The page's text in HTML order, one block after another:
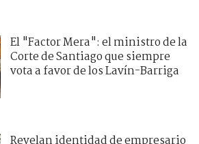
El "Factor Mera": el ministro de la
Corte de Santiago que siempre
vota a favor de los Lavín-Barriga